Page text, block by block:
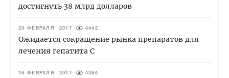
достигнуть 38 млрд долларов
20 ФЕВРАЛЯ 2017 4992
Ожидается сокращение рынка препаратов для
лечения гепатита С
16 ФЕВРАЛЯ 2017 4369